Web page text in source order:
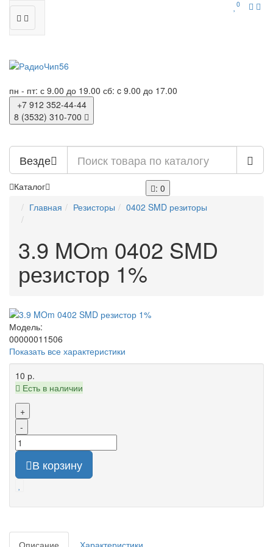
0
пн - пт: с 9.00 до 19.00 сб: c 9.00 до 17.00
+7 912 352-44-44
8 (3532) 310-700
Везде
Каталог
: 0
Главная
Резисторы 0402 SMD резиторы
3.9 MOm 0402 SMD
резистор 1%
Модель:
00000011506
Показать все характеристики
10 р.
Есть в наличии
+
-
В корзину